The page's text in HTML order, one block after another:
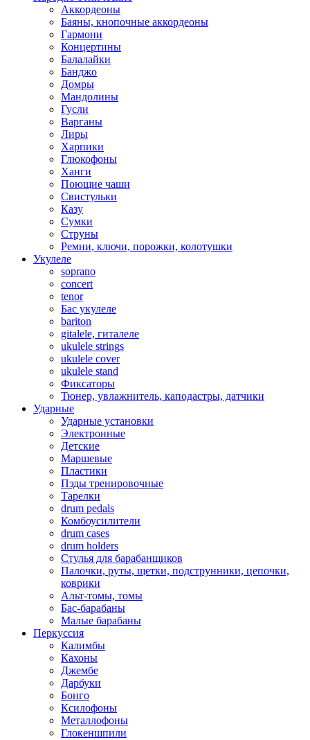
Аккордеоны
Баяны, кнопочные аккордеоны
Гармони
Концертины
Балалайки
Банджо
Домры
Мандолины
Гусли
Варганы
Лиры
Харпики
Глюкофоны
Ханги
Поющие чаши
Свистульки
Казу
Сумки
Струны
Ремни, ключи, порожки, колотушки
Укулеле
soprano
concert
tenor
Бас укулеле
bariton
gitalele, гиталеле
ukulele strings
ukulele cover
ukulele stand
Фиксаторы
Тюнер, увлажнитель, каподастры, датчики
Ударные
Ударные установки
Электронные
Детские
Маршевые
Пластики
Пэды тренировочные
Тарелки
drum pedals
Комбоусилители
drum cases
drum holders
Стулья для барабанщиков
Палочки, руты, щетки, подструнники, цепочки,
коврики
Альт-томы, томы
Бас-барабаны
Малые барабаны
Перкуссия
Калимбы
Кахоны
Джембе
Дарбуки
Бонго
Ксилофоны
Металлофоны
Глокеншпили